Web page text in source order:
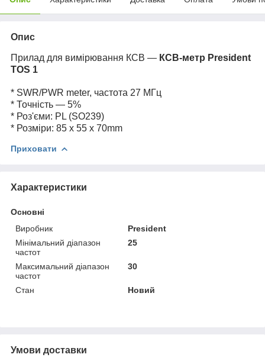
Опис
Прилад для вимірювання КСВ — КСВ-метр President
TOS 1
* SWR/PWR meter, частота 27 МГц
* Точність — 5%
* Роз'єми: PL (SO239)
* Розміри: 85 x 55 x 70mm
Приховати
Характеристики
Основні
Виробник
President
Мінімальний діапазон
частот
25
Максимальний діапазон
частот
30
Стан Новий
Умови доставки